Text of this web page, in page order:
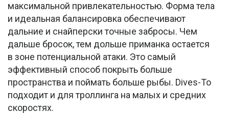
максимальной привлекательностью. Форма тела
и идеальная балансировка обеспечивают
дальние и снайперски точные забросы. Чем
дальше бросок, тем дольше приманка остается
в зоне потенциальной атаки. Это самый
эффективный способ покрыть больше
пространства и поймать больше рыбы. Dives-To
подходит и для троллинга на малых и средних
скоростях.